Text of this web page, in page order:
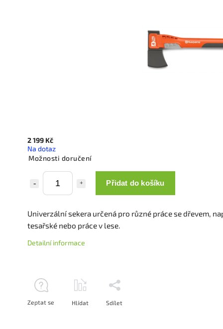
2 199 Kč
Na dotaz
Možnosti doručení
Přidat do košíku
Univerzální sekera určená pro různé práce se dřevem,
tesařské nebo práce v lese.
Detailní informace
Zeptat se Hlídat Sdílet